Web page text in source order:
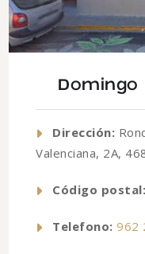
Domingo
Dirección:
Valenciana, 2A,
Código postal:
Telefono: 962